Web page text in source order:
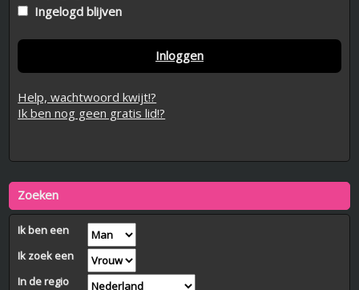
Ingelogd blijven
Inloggen
Help, wachtwoord kwijt!?
Ik ben nog geen gratis lid!?
Zoeken
Ik ben een
Ik zoek een
In de regio